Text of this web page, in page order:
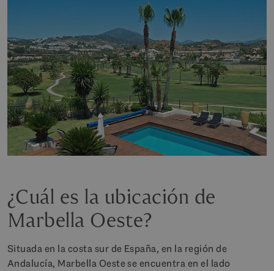
¿Cuál es la ubicación de
Marbella Oeste?
Situada en la costa sur de España, en la región de
Andalucía, Marbella Oeste se encuentra en el lado